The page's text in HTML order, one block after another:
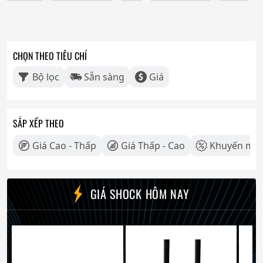
CHỌN THEO TIÊU CHÍ
Bộ lọc Sẵn sàng Giá
SẮP XẾP THEO
Giá Cao - Thấp Giá Thấp - Cao Khuyến mãi
GIÁ SHOCK HÔM NAY